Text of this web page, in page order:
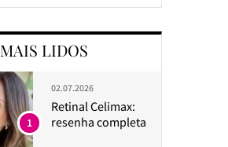
MAIS LIDOS
02.07.2026
Retinal Celimax:
resenha completa
1